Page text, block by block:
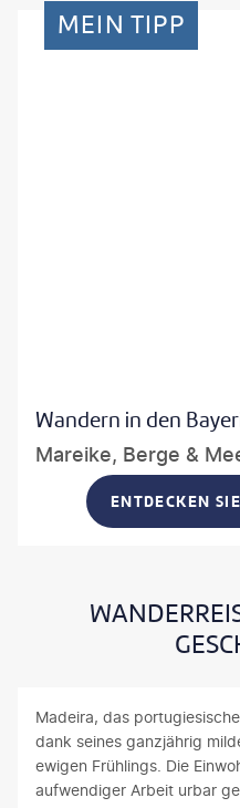
MEIN TIPP
Wandern in den
Mareike, Berge &
Auch in diesem Jahr mein
Mittenwald und Garmisch-
Über den Königsweg
bereits eines der
zahlreiche Stufen und
steile Serpentinen zum
hatten dank des sonnigen
egal in welche
Aussicht genießen zu
ENTDECKEN
Madeira, das
dank seines ganzjährig
ewigen Frühlings. Die
aufwendiger Arbeit urbar